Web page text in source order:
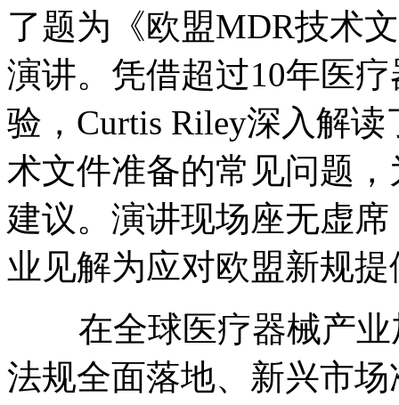
了题为《欧盟MDR技术
演讲。凭借超过10年医
验， Curtis Riley深入解读
术文件准备的常见问题
建议。演讲现场座无虚
业见解为应对欧盟新规
在全球医疗器械产
法规全面落地、新兴市